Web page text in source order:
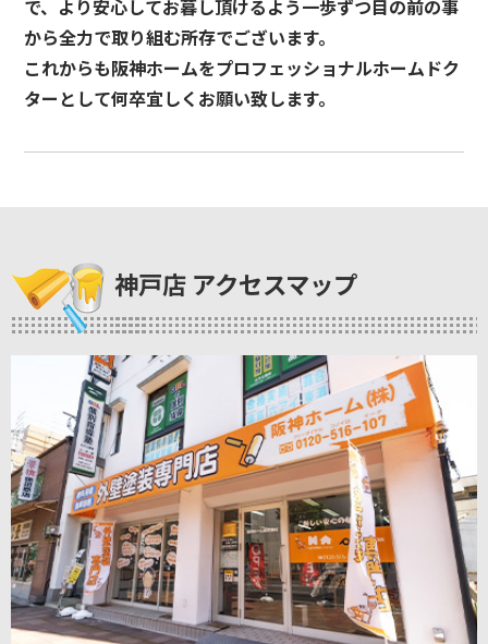
で、より安心してお暮し頂けるよう一歩ずつ目の前の事
から全力で取り組む所存でございます。
これからも阪神ホームをプロフェッショナルホームドク
ターとして何卒宜しくお願い致します。
神戸店 アクセスマップ